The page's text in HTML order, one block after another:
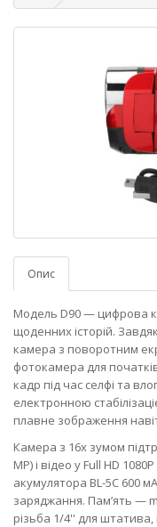
Опис
Модель D90 — цифрова
щоденних історій.
камера з поворотним
фотокамера для
кадр під час селфі та
електронною
плавне зображення
Камера з 16x зумом
MP) і відео у Full HD
акумулятора BL-5C 600
заряджання. Пам’ять —
різьба 1/4'' для